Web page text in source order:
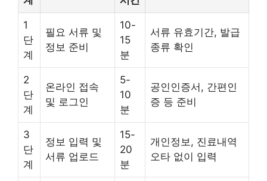
1
단
계
필요 서류 및
정보 준비
10-
15
분
서류 유효기간, 발급
종류 확인
2
단
계
온라인 접속
및 로그인
5-
10
분
공인인증서, 간편인
증 등 준비
3
단
계
정보 입력 및
서류 업로드
15-
20
분
개인정보, 진료내역
오타 없이 입력